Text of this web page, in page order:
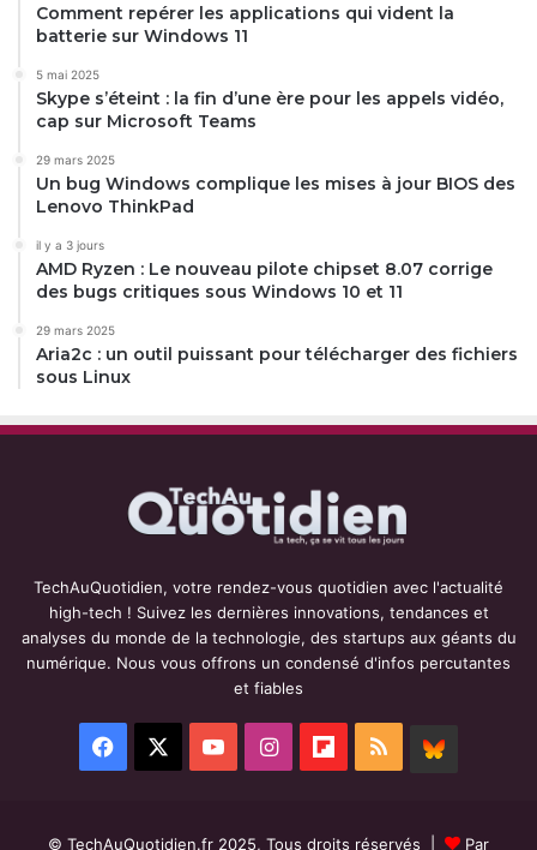
Comment repérer les applications qui vident la
batterie sur Windows 11
5 mai 2025
Skype s’éteint : la fin d’une ère pour les appels vidéo,
cap sur Microsoft Teams
29 mars 2025
Un bug Windows complique les mises à jour BIOS des
Lenovo ThinkPad
il y a 3 jours
AMD Ryzen : Le nouveau pilote chipset 8.07 corrige
des bugs critiques sous Windows 10 et 11
29 mars 2025
Aria2c : un outil puissant pour télécharger des fichiers
sous Linux
TechAuQuotidien, votre rendez-vous quotidien avec l'actualité
high-tech ! Suivez les dernières innovations, tendances et
analyses du monde de la technologie, des startups aux géants du
numérique. Nous vous offrons un condensé d'infos percutantes
et fiables
Facebook YouTubeInstagramFlipboard
RSS
© TechAuQuotidien.fr 2025, Tous droits réservés | Par